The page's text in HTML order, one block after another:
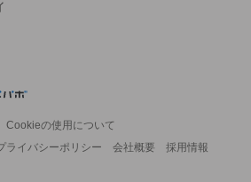
Cookieの使用について
ライバシーポリシー 会社概要
採用情報